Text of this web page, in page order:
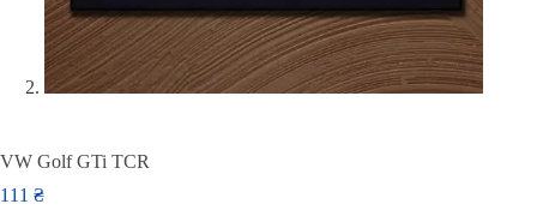
VW Golf GTi TCR
111 ₴